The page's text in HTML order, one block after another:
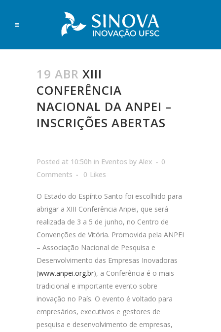
19 ABR XIII
CONFERÊNCIA
NACIONAL DA ANPEI –
INSCRIÇÕES ABERTAS
Posted at 10:50h in Eventos by Alex
0
Comments
0 Likes
O Estado do Espírito Santo foi escolhido para
abrigar a XIII Conferência Anpei, que será
realizada de 3 a 5 de junho, no Centro de
Convenções de Vitória. Promovida pela ANPEI
– Associação Nacional de Pesquisa e
Desenvolvimento das Empresas Inovadoras
(www.anpei.org.br), a Conferência é o mais
tradicional e importante evento sobre
inovação no País. O evento é voltado para
empresários, executivos e gestores de
pesquisa e desenvolvimento de empresas,